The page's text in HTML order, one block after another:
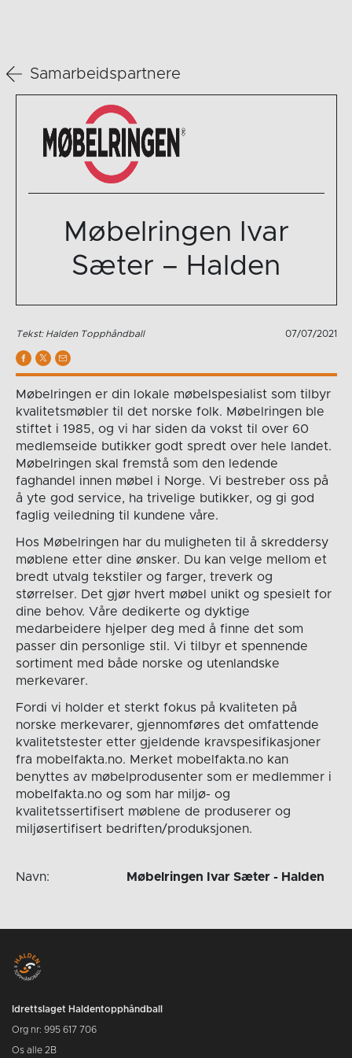
Samarbeidspartnere
Møbelringen Ivar
Sæter – Halden
Tekst: Halden Topphåndball 07/07/2021
Møbelringen er din lokale møbelspesialist som tilbyr
kvalitetsmøbler til det norske folk. Møbelringen ble
stiftet i 1985, og vi har siden da vokst til over 60
medlemseide butikker godt spredt over hele landet.
Møbelringen skal fremstå som den ledende
faghandel innen møbel i Norge. Vi bestreber oss på
å yte god service, ha trivelige butikker, og gi god
faglig veiledning til kundene våre.
Hos Møbelringen har du muligheten til å skreddersy
møblene etter dine ønsker. Du kan velge mellom et
bredt utvalg tekstiler og farger, treverk og
størrelser. Det gjør hvert møbel unikt og spesielt for
dine behov. Våre dedikerte og dyktige
medarbeidere hjelper deg med å finne det som
passer din personlige stil. Vi tilbyr et spennende
sortiment med både norske og utenlandske
merkevarer.
Fordi vi holder et sterkt fokus på kvaliteten på
norske merkevarer, gjennomføres det omfattende
kvalitetstester etter gjeldende kravspesifikasjoner
fra mobelfakta.no. Merket mobelfakta.no kan
benyttes av møbelprodusenter som er medlemmer i
mobelfakta.no og som har miljø- og
kvalitetssertifisert møblene de produserer og
miljøsertifisert bedriften/produksjonen.
Navn: Møbelringen Ivar Sæter - Halden
Idrettslaget Haldentopphåndball
Org nr: 995 617 706
Os alle 2B